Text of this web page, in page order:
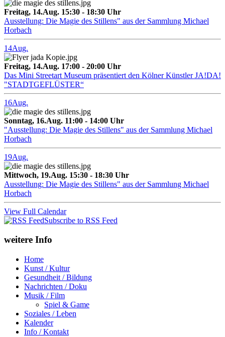
Freitag, 14.Aug. 15:30 - 18:30 Uhr
Ausstellung: Die Magie des Stillens" aus der Sammlung Michael
Horbach
14Aug.
Freitag, 14.Aug. 17:00 - 20:00 Uhr
Das Mini Streetart Museum präsentiert den Kölner Künstler JA!DA!
"STADTGEFLÜSTER“
16Aug.
Sonntag, 16.Aug. 11:00 - 14:00 Uhr
"Ausstellung: Die Magie des Stillens" aus der Sammlung Michael
Horbach
19Aug.
Mittwoch, 19.Aug. 15:30 - 18:30 Uhr
Ausstellung: Die Magie des Stillens" aus der Sammlung Michael
Horbach
View Full Calendar
Subscribe to RSS Feed
weitere Info
Home
Kunst / Kultur
Gesundheit / Bildung
Nachrichten / Doku
Musik / Film
Spiel & Game
Soziales / Leben
Kalender
Info / Kontakt